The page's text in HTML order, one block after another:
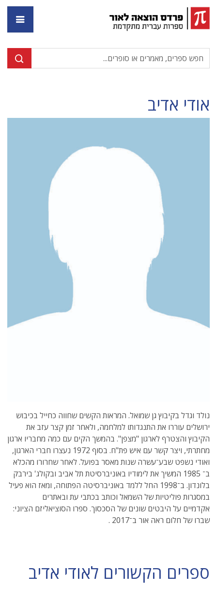
אודי אדיב
נולד וגדל בקיבוץ גן שמואל. המראות הקשים שחווה כחייל בכיבוש
ירושלים עוררו את התנגדותו למלחמה, ולאחר זמן קצר עזב את
הקיבוץ והצטרף לארגון "מצפן". בהמשך הקים עם כמה מחבריו ארגון
מחתרתי, ויצר קשר עם איש פת"ח. בסוף 1972 נעצרו חברי הארגון,
ואודי נשפט שבע־עשרה שנות מאסר בפועל. לאחר שחרורו מהכלא
ב־ 1985 המשיך את לימודיו באוניברסיטת תל אביב ובקולג' בירבק
בלונדון. ב־1998 החל ללמד באוניברסיטה הפתוחה, ומאז הוא פעיל
במסגרות פוליטיות של השמאל וכותב בכתבי עת ובאתרים
אקדמיים על היבטים שונים של הסכסוך. ספרו הסוציאליזם הציוני:
שברו של חלום ראה אור ב־2017 .
ספרים הקשורים לאודי אדיב